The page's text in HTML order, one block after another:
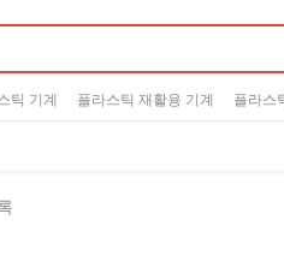
틱 기계 플라스틱 재활용 기계 플라스